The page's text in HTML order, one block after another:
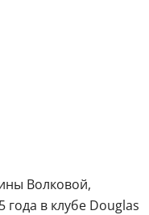
Волковой,
года в клубе Douglas